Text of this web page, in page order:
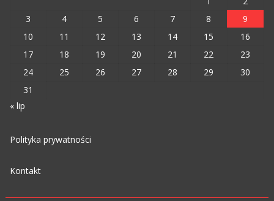
3
4 5 6 7 8
9
10
11 12 13 14 15
16
17
18 19 20 21 22
23
24
25 26 27 28 29
30
31
« lip
Polityka prywatności
Kontakt